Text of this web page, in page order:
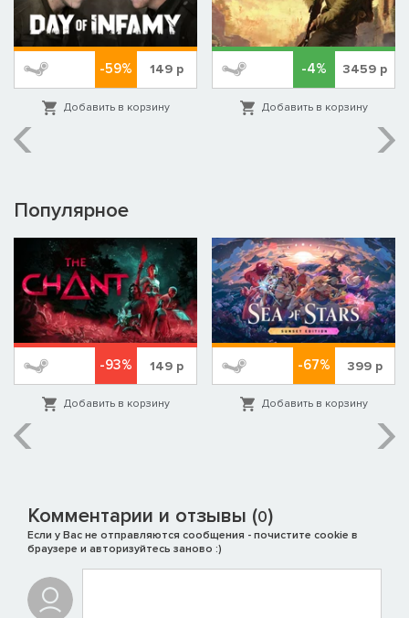
-59% 149 р
Добавить в корзину
-4% 3459 р
Добавить в корзину
Популярное
-93% 149 р
Добавить в корзину
-67% 399 р
Добавить в корзину
Комментарии и отзывы (0)
Если у Вас не отправляются сообщения - почистите cookie в
браузере и авторизуйтесь заново :)